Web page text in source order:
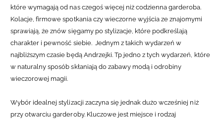
które wymagają od nas czegoś więcej niż codzienna garderoba.
Kolacje, firmowe spotkania czy wieczorne wyjścia ze znajomymi
sprawiają, że znów sięgamy po stylizacje, które podkreślają
charakter i pewność siebie. Jednym z takich wydarzeń w
najbliższym czasie będą Andrzejki. Tp jedno z tych wydarzeń, które
w naturalny sposób skłaniają do zabawy modą i odrobiny
wieczorowej magii.
Wybór idealnej stylizacji zaczyna się jednak dużo wcześniej niż
przy otwarciu garderoby. Kluczowe jest miejsce i rodzaj